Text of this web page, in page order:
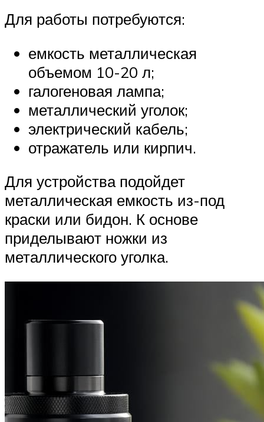
Для работы потребуются:
емкость металлическая
объемом 10-20 л;
галогеновая лампа;
металлический уголок;
электрический кабель;
отражатель или кирпич.
Для устройства подойдет
металлическая емкость из-под
краски или бидон. К основе
приделывают ножки из
металлического уголка.